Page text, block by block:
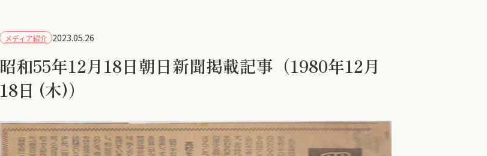
メディア紹介 2023.05.26
昭和55年12月18日朝日新聞掲載記事（1980年12月
18日 (木)）